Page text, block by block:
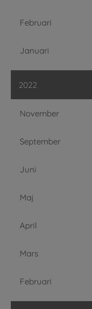
Februari
Januari
2022
November
September
Juni
Maj
April
Mars
Februari